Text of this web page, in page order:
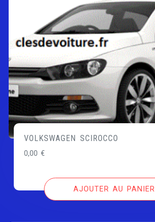
VOLKSWAGEN SCIROCCO
0,00€
AJOUTER AU PANIER